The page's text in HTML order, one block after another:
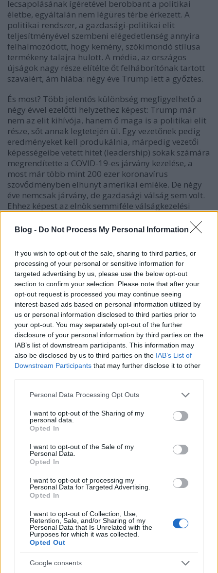
Blog - Do Not Process My Personal Information
If you wish to opt-out of the sale, sharing to third parties, or
processing of your personal or sensitive information for
targeted advertising by us, please use the below opt-out
section to confirm your selection. Please note that after your
opt-out request is processed you may continue seeing
interest-based ads based on personal information utilized by
us or personal information disclosed to third parties prior to
your opt-out. You may separately opt-out of the further
disclosure of your personal information by third parties on the
IAB’s list of downstream participants. This information may
also be disclosed by us to third parties on the IAB’s List of
Downstream Participants that may further disclose it to other
Please note that this website/app uses one or more Google
not limited to your visit or usage behaviour. You may click to
grant or deny consent to Google and its third-party tags to
use your data for below specified purposes in below Google
consent section.
Personal Data Processing Opt Outs
I want to opt-out of the Sharing of my
personal data.
Opted In
I want to opt-out of the Sale of my
Personal Data.
Opted In
I want to opt-out of processing my
Personal Data for Targeted Advertising.
Opted In
I want to opt-out of Collection, Use,
Retention, Sale, and/or Sharing of my
Personal Data that Is Unrelated with the
Purposes for which it was collected.
Opted Out
Google consents
lecsapolásának ígéretével berobbant a politikai
életbe, egyáltalán nem légüres térbe érkezett. A
politikai rendszer, a gazdasági-politikai elit
teljesítményével szembeni elégedetlenség annyira
felhalmozódott, hogy kemény, szókimondó stílusa
termékeny talajra hulott. A média, az országos
újságok nagy része elítélte őt felháborítónak tartott
szavaiért, ám hiába: négy éve Trump lett a győztes.
És most? Több jelentős különbség megfigyelhető a
négy évvel ezelőtti helyzethez képest: Trump már
nem az elit kihívója, hanem ő maga is a politikai elit
része, sőt annak legtetején ül. Egy vezetőnek pedig
eredményeket kell produkálnia, márpedig vezetői
képességeibe vetett hitet (leadership) sokak számára
megrendítette a COVID-19-es járvány kezelése, a
most már több mint 200 ezer koronavírus
szövődményben elhunyt amerikai emléke. De négy
éve nemcsak járvány, de gazdasági válság sem volt.
Ehhez képest az elnök semmiféle válságkezelési
saját magát), másfelől hevesen támadta, szidta
ellenben Amerika-víziójár ól, programjár ól alig sz
valamit. Pedig egy ilyen komoly válsághelyzetben
öntő lehet, melyik jelö ltről hiszi el a szavaz ók
öbbsége, hogy képes az országot a válságból
kivezetni. A jelölt programja, tudása, ismeretei
fontosak lehetnek, a személyeskedések, folyamatos
özbeszólások pont ezekről terelték el a figyelmet.
Ez a vita inkább a stílusról, mint az ország előtt álló
kihívások menedzseléséről szólt. Ám november 3-án
nemcsak elnökválasztásra kerül sor, hanem
szavaznak a törvényhozási mandátumok és a
politikai elitjét nemcsak országos, de helyi szinten is
Ez a Tv-vita nem mutatott biztató jeleket az USA
politikai állapotáról, de mivel nemcsak az
legnagyobb figyelem – és ez az ország messze nem
pusztán a washingtoni politikai elitből áll (föderatív
azokat a politikusokat, akiknek a tehetségesebbje
gyorsabb, hatékonyabb politikai megoldásokra lesz
felszínre pl. a fiatal politikusi nemzedék kiemelkedő
egyéniségét, a demokrata Alexandria-Ocasio
Cortezt. A mostani 2020-as választások tétje az is,
mennyire lesz sikeres ez a politikai rekrutáció.
Nagy Attila Tibor